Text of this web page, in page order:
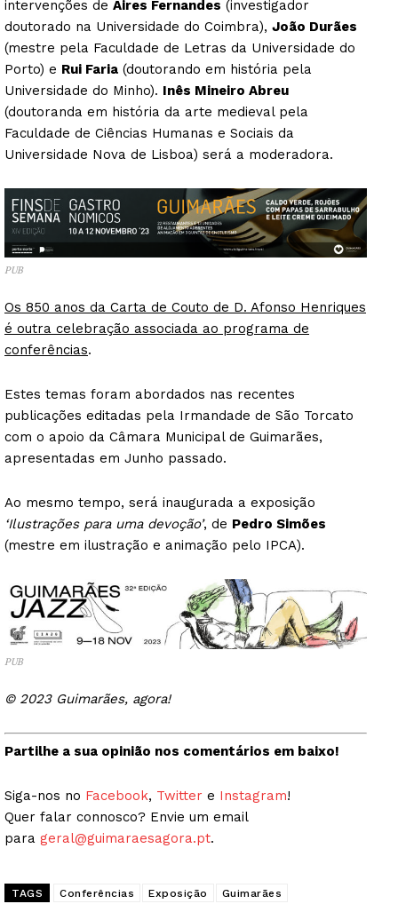
intervenções de Aires Fernandes (investigador
doutorado na Universidade do Coimbra), João Durães
(mestre pela Faculdade de Letras da Universidade do
Porto) e Rui Faria (doutorando em história pela
Universidade do Minho). Inês Mineiro Abreu
(doutoranda em história da arte medieval pela
Faculdade de Ciências Humanas e Sociais da
Universidade Nova de Lisboa) será a moderadora.
PUB
Os 850 anos da Carta de Couto de D. Afonso Henriques
é outra celebração associada ao programa de
conferências.
Estes temas foram abordados nas recentes
publicações editadas pela Irmandade de São Torcato
com o apoio da Câmara Municipal de Guimarães,
apresentadas em Junho passado.
Ao mesmo tempo, será inaugurada a exposição
‘Ilustrações para uma devoção’, de Pedro Simões
(mestre em ilustração e animação pelo IPCA).
PUB
© 2023 Guimarães, agora!
Partilhe a sua opinião nos comentários em baixo!
Siga-nos no Facebook, Twitter e Instagram!
Quer falar connosco? Envie um email
para geral@guimaraesagora.pt.
TAGS Conferências Exposição
Guimarães